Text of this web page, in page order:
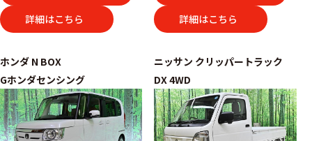
詳細はこちら
詳細はこちら
ホンダ N BOX
Gホンダセンシング
ニッサン クリッパートラック
DX 4WD